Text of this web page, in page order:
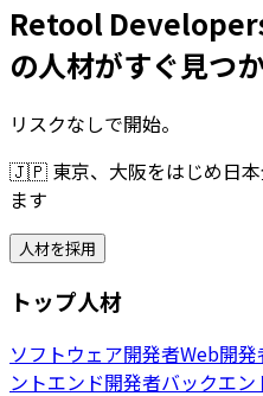
Retool
の人材がすぐ見つ
リスクなしで開始。
🇯🇵 東京、大阪をはじめ日
ます
人材を採用
トップ人材
ソフトウェア開発者Web開発
ントエンド開発者バックエン